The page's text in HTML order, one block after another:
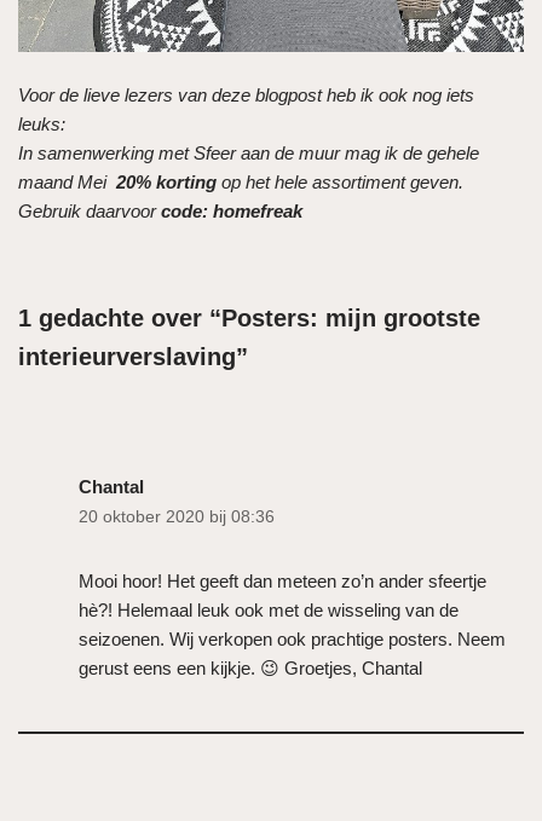
Voor de lieve lezers van deze blogpost heb ik ook nog iets
leuks:
In samenwerking met Sfeer aan de muur mag ik de gehele
maand Mei 20% korting op het hele assortiment geven.
Gebruik daarvoorcode: homefreak
1 gedachte over “Posters: mijn grootste
interieurverslaving”
Chantal
20 oktober 2020 bij 08:36
Mooi hoor! Het geeft dan meteen zo’n ander sfeertje
hè?! Helemaal leuk ook met de wisseling van de
seizoenen. Wij verkopen ook prachtige posters. Neem
gerust eens een kijkje. 😉 Groetjes, Chantal